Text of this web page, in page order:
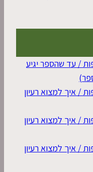
/ עד שהספר יגיע
/ איך למצוא רעיון
/ איך למצוא רעיון
/ איך למצוא רעיון